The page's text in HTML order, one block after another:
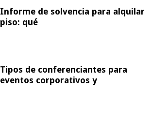
Informe de solvencia para alquilar
piso: qué
Tipos de conferenciantes para
eventos corporativos y